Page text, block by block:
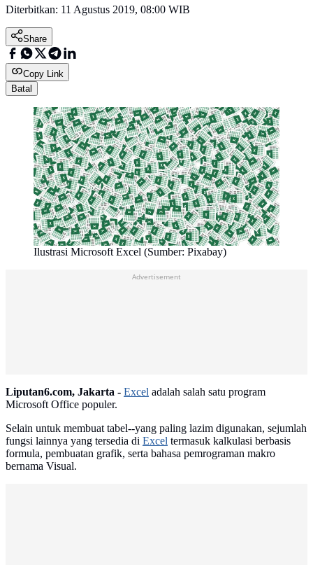
Diterbitkan: 11 Agustus 2019, 08:00 WIB
Share
Copy Link
Batal
Ilustrasi Microsoft Excel (Sumber: Pixabay)
Advertisement
Liputan6.com, Jakarta - Excel adalah salah satu program
Microsoft Office populer.
Selain untuk membuat tabel--yang paling lazim digunakan, sejumlah
fungsi lainnya yang tersedia di Excel termasuk kalkulasi berbasis
formula, pembuatan grafik, serta bahasa pemrograman makro
bernama Visual.